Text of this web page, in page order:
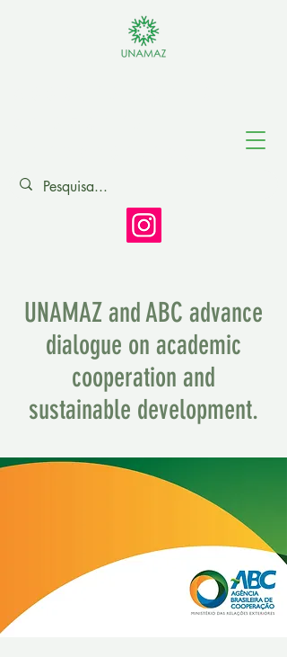
UNAMAZ and ABC advance
dialogue on academic
cooperation and
sustainable development.